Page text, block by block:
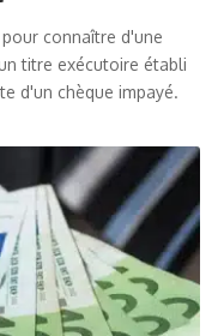
connaître d'une
titre exécutoire établi
d'un chèque impayé.